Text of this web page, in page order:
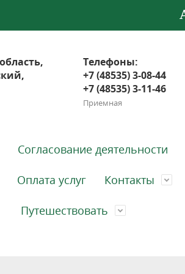
Телефоны:
+7 (48535) 3-08-44
+7 (48535) 3-11-46
Приемная
Согласование деятельности
Оплата услуг Контакты
Путешествовать